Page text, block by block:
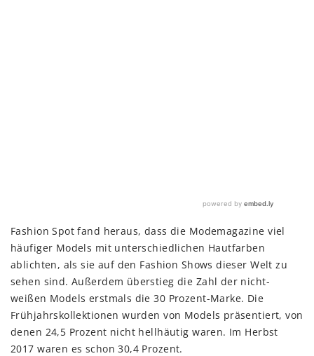
Fashion Spot fand heraus, dass die Modemagazine viel
häufiger Models mit unterschiedlichen Hautfarben
ablichten, als sie auf den Fashion Shows dieser Welt zu
sehen sind. Außerdem überstieg die Zahl der nicht-
weißen Models erstmals die 30 Prozent-Marke. Die
Frühjahrskollektionen wurden von Models präsentiert, von
denen 24,5 Prozent nicht hellhäutig waren. Im Herbst
2017 waren es schon 30,4 Prozent.